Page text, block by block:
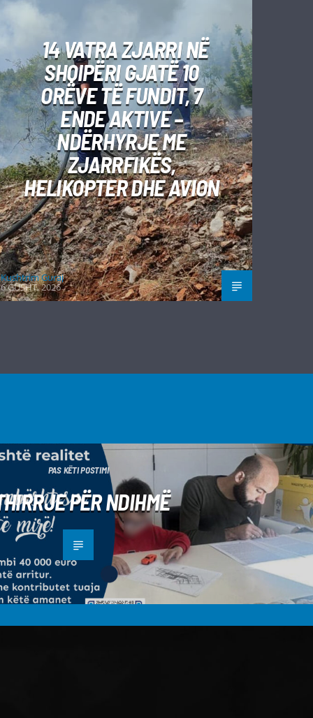
14 VATRA ZJARRI NË
SHQIPËRI GJATË 10
ORËVE TË FUNDIT, 7
ENDE AKTIVE –
NDËRHYRJE ME
ZJARRFIKËS,
HELIKOPTER DHE AVION
Kushtrim Guraj
6 GUSHT, 2026
PAS KËTI POSTIMI
PËR NDIHMË